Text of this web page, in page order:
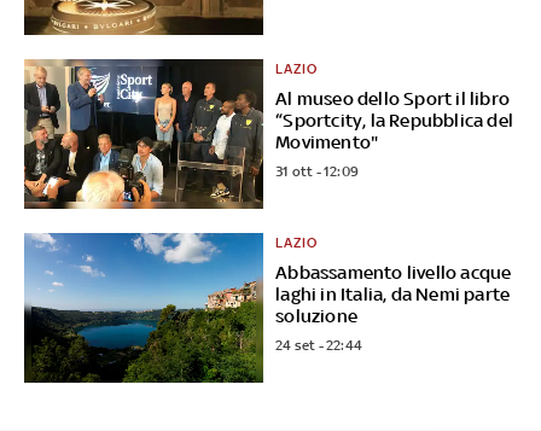
Al museo dello Sport il libro
“Sportcity, la Repubblica del
Movimento"
LAZIO
31 ott - 12:09
Abbassamento livello acque
laghi in Italia, da Nemi parte
soluzione
LAZIO
24 set - 22:44